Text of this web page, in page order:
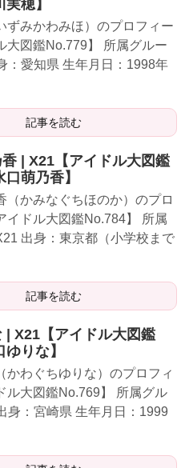
穂】
ずみかわみほ）のプロフィー
大図鑑No.779】 所属グルー
：愛知県 生年月日：1998年
記事を読む
香 | X21【アイドル大図鑑
萌乃香】
（かみなぐちほのか）のプロ
イドル大図鑑No.784】 所属
出身：東京都（小学校まで
記事を読む
| X21【アイドル大図鑑
りな】
かわぐちゆりな）のプロフィ
ル大図鑑No.769】 所属グル
身：宮崎県 生年月日：1999